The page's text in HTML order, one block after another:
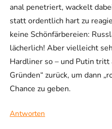
anal penetriert, wackelt
statt ordentlich hart zu
keine Schönfärbereien:
lächerlich! Aber vielleicht
Hardliner so – und Putin tritt
Gründen“ zurück, um dann
Chance zu geben.
Antworten